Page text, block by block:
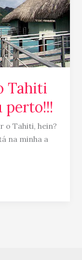
Tahiti
perto!!!
o Tahiti, hein?
na minha a